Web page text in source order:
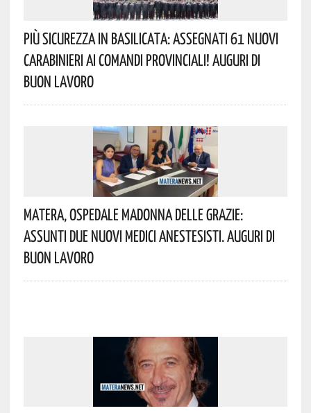
Più Sicurezza In Basilicata: Assegnati 61 Nuovi
Carabinieri Ai Comandi Provinciali! Auguri Di
Buon Lavoro
Matera, Ospedale Madonna Delle Grazie:
Assunti Due Nuovi Medici Anestesisti. Auguri Di
Buon Lavoro